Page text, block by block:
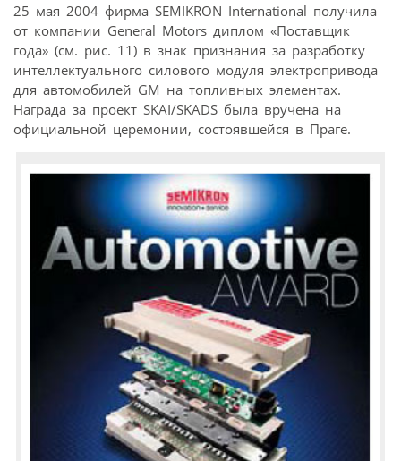
25 мая 2004 фирма SEMIKRON International получила
от компании General Motors диплом «Поставщик
года» (см. рис. 11) в знак признания за разработку
интеллектуального силового модуля электропривода
для автомобилей GM на топливных элементах.
Награда за проект SKAI/SKADS была вручена на
официальной церемонии, состоявшейся в Праге.